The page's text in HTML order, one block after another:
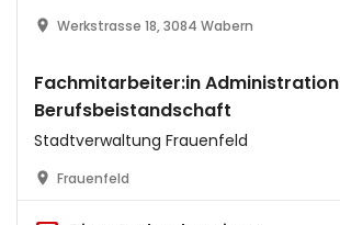
Werkstrasse 18, 3084 Wabern
Fachmitarbeiter:in Administration
Berufsbeistandschaft
Stadtverwaltung Frauenfeld
Frauenfeld